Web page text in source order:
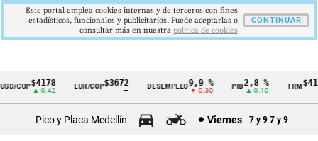
Cintillo
COP$4178
▲ 0.42
EUR/COP$3672 DESEMPLEO 9,9 %
▼ 0.30
PIB2,8 %
▲ 0.10
TRM
Pico y Placa Medellín Viernes 7 y 9 7 y 9
Este portal emplea cookies internas y de terceros con fines
estadísticos, funcionales y publicitarios. Puede aceptarlas o
consultar más en nuestra politica de cookies
CONTINUAR